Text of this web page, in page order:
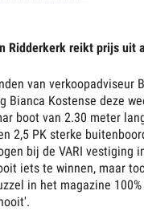
Ridderkerk reikt prijs uit
van verkoopadviseur
Bianca Kostense deze
boot van 2.30 meter
2,5 PK sterke
bij de VARI vestiging
iets te winnen, maar
in het magazine